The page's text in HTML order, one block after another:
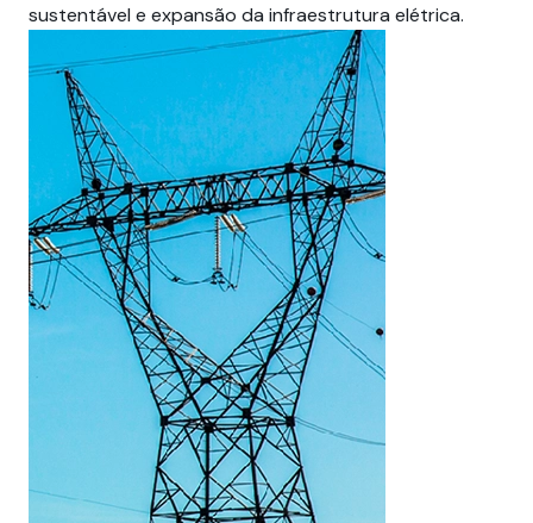
sustentável e expansão da infraestrutura elétrica.